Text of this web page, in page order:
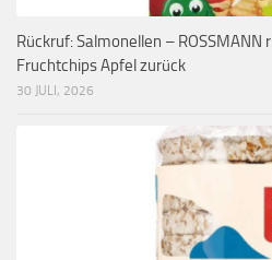
Rückruf: Salmonellen – ROSSMANN
Fruchtchips Apfel zurück
30 JULI, 2026